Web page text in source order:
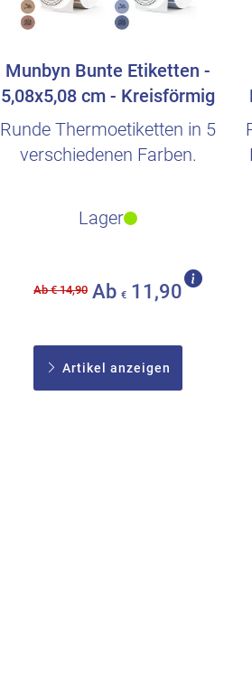
Munbyn Bunte Etiketten -
5,08x5,08 cm - Kreisförmig
- 150 ..
Runde Thermoetiketten in 5
verschiedenen Farben.
Lager
Ab € 14,90 Ab€ 11,90
Artikel anzeigen